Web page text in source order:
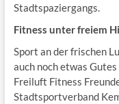
Stadtspaziergangs.
Fitness unter freiem
Sport an der frischen
auch noch etwas
Freiluft Fitness
Stadtsportverband